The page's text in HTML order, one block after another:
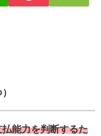
払能力を判断するた